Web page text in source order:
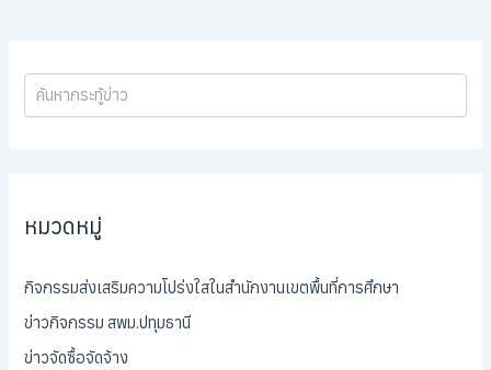
หมวดหมู่
กิจกรรมส่งเสริมความโปร่งใสในสำนักงานเขตพื้นที่การศึกษา
ข่าวกิจกรรม สพม.ปทุมธานี
ข่าวจัดซื้อจัดจ้าง